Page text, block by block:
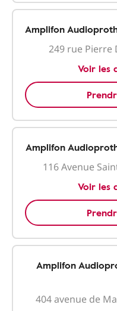
Amplifon
249 rue Pierre
Voir les
Amplifon
116 Avenue
Voir les
Amplifon
404 avenue de